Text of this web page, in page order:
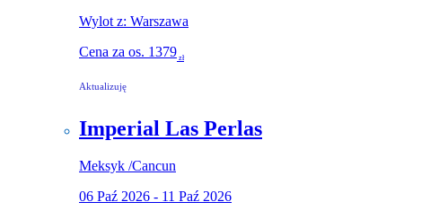
Wylot z: Warszawa
Cena za os. 1379 zł
Aktualizuję
Imperial Las Perlas
Meksyk /Cancun
06 Paź 2026 - 11 Paź 2026